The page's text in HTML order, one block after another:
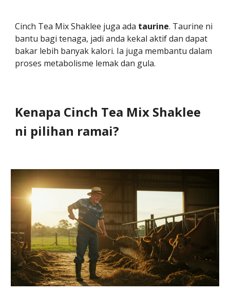
Cinch Tea Mix Shaklee juga ada taurine. Taurine ni
bantu bagi tenaga, jadi anda kekal aktif dan dapat
bakar lebih banyak kalori. Ia juga membantu dalam
proses metabolisme lemak dan gula.
Kenapa Cinch Tea Mix Shaklee
ni pilihan ramai?